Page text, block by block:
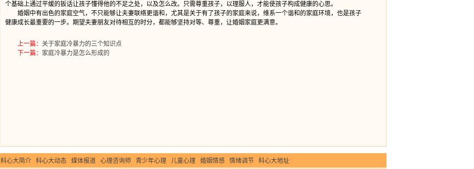
个基础上通过平缓的扳话让孩子懂得他的不足之处，以及怎么改。只需尊重孩子，以理服人，才能使孩子构成健康的心思。
婚姻中有出色的家庭空气，不只能够让夫妻联络更谐和，尤其是关于有了孩子的家庭来说，维系一个谐和的家庭环境，也是孩子
健康成长最重要的一步。期望夫妻朋友对待相互的时分，都能够坚持对等、尊重，让婚姻家庭更满意。
上一篇： 关于家庭冷暴力的三个知识点
下一篇： 家庭冷暴力是怎么形成的
科心大简介 科心大动态 媒体报道 心理咨询师 青少年心理 儿童心理 婚姻情感 情绪调节 科心大地址